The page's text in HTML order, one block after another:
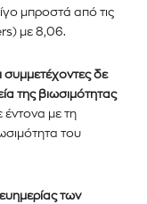
μπροστά από τις
με 8,06.
συμμετέχοντες δε
της βιωσιμότητας
με τη
του
των